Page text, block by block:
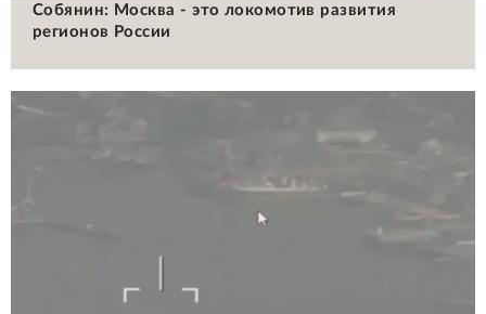
Собянин: Москва - это локомотив развития
регионов России